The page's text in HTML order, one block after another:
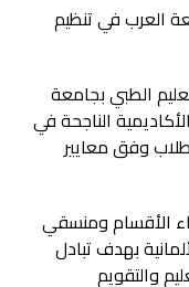
العرب في تنظيم
الطبي بجامعة
الناجحة في
وفق معايير
الأقسام ومنسقي
بهدف تبادل
والتقويم